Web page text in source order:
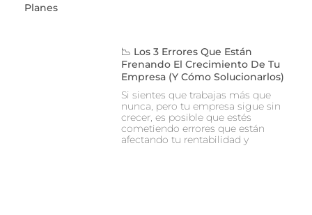
Planes
📉 Los 3 Errores Que Están
Frenando El Crecimiento De Tu
Empresa (y Cómo Solucionarlos)
Si sientes que trabajas más que
nunca, pero tu empresa sigue sin
crecer, es posible que estés
cometiendo errores que están
afectando tu rentabilidad y